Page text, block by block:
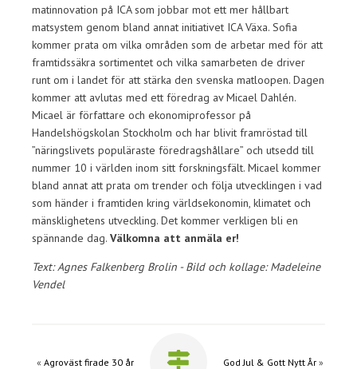
matinnovation på ICA som jobbar mot ett mer hållbart
matsystem genom bland annat initiativet ICA Växa. Sofia
kommer prata om vilka områden som de arbetar med för att
framtidssäkra sortimentet och vilka samarbeten de driver
runt om i landet för att stärka den svenska matloopen. Dagen
kommer att avlutas med ett föredrag av Micael Dahlén.
Micael är författare och ekonomiprofessor på
Handelshögskolan Stockholm och har blivit framröstad till
”näringslivets populäraste föredragshållare” och utsedd till
nummer 10 i världen inom sitt forskningsfält. Micael kommer
bland annat att prata om trender och följa utvecklingen i vad
som händer i framtiden kring världsekonomin, klimatet och
mänsklighetens utveckling. Det kommer verkligen bli en
spännande dag. Välkomna att anmäla er!
Text: Agnes Falkenberg Brolin - Bild och kollage: Madeleine
Vendel
« Agroväst firade 30 år God Jul & Gott Nytt År »